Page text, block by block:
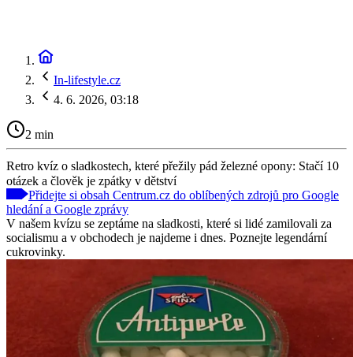
In-lifestyle.cz
4. 6. 2026, 03:18
2 min
Retro kvíz o sladkostech, které přežily pád železné opony: Stačí 10
otázek a člověk je zpátky v dětství
Přidejte si obsah Centrum.cz do oblíbených zdrojů pro Google
hledání a Google zprávy
V našem kvízu se zeptáme na sladkosti, které si lidé zamilovali za
socialismu a v obchodech je najdeme i dnes. Poznejte legendární
cukrovinky.